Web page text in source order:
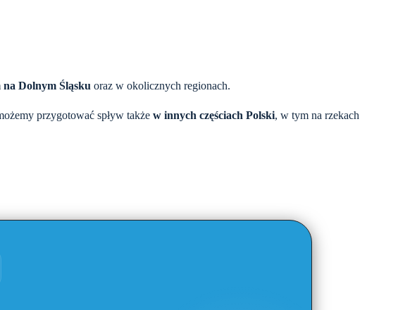
na Dolnym Śląsku oraz w okolicznych regionach.
przygotować spływ także w innych częściach Polski, w tym na rzekach